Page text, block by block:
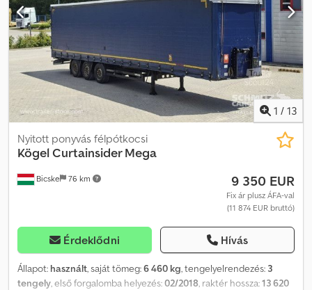
1 / 13
Bicske 76 km
Nyitott ponyvás félpótkocsi
KögelCurtainsider Mega
9 350 EUR
Fix ár plusz ÁFA-val
(11 874 EUR bruttó)
Érdeklődni Hívás
Állapot: használt, saját tömeg:6 460 kg, tengelyelrendezés: 3
tengely , első forgalomba helyezés:02/2018 , raktér hossza:13 620